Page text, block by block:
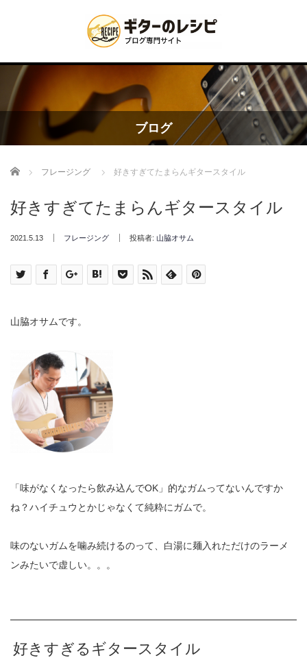
ブログ
Home フレージング 好きすぎてたまらんギタースタイル
好きすぎてたまらんギタースタイル
2021.5.13 フレージング 投稿者: 山脇オサム
山脇オサムです。
「味がなくなったら飲み込んでOK」的なガムってないんですか
ね？ハイチュウとかじゃなくて純粋にガムで。
味のないガムを噛み続けるのって、白湯に麺入れただけのラーメ
ンみたいで虚しい。。。
好きすぎるギタースタイル